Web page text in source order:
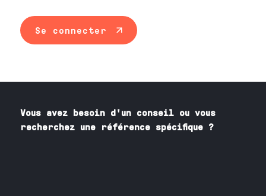
Se connecter
Vous avez besoin d'un conseil ou vous
recherchez une référence spécifique ?